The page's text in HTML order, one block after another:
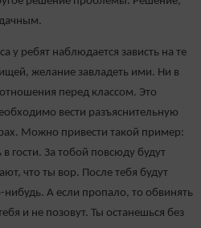
у ребят наблюдается зависть на те
желание завладеть ими. Ни в
перед классом. Это
вести разъяснительную
Можно привести такой пример:
гости. За тобой повсюду будут
что ты вор. После тебя будут
А если пропало, то обвинять
и не позовут. Ты останешься без